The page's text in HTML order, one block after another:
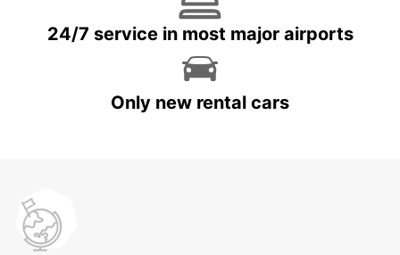
24/7 service in most major airports
Only new rental cars